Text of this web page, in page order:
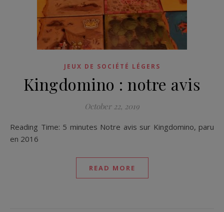
JEUX DE SOCIÉTÉ LÉGERS
Kingdomino : notre avis
October 22, 2019
Reading Time: 5 minutes Notre avis sur Kingdomino, paru
en 2016
READ MORE